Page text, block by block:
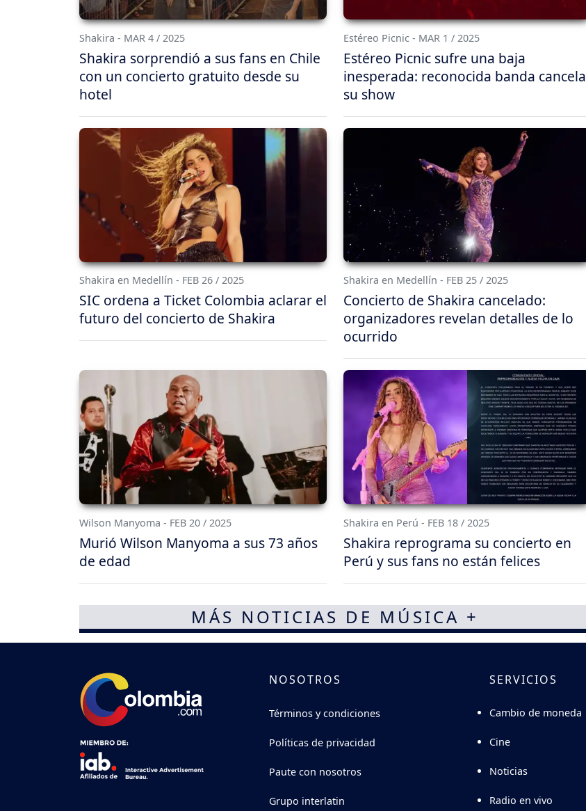
Shakira - MAR 4 / 2025
Shakira sorprendió a sus fans en Chile
con un concierto gratuito desde su
hotel
Estéreo Picnic - MAR 1 / 2025
Estéreo Picnic sufre una baja
inesperada: reconocida banda cancela
su show
Shakira en Medellín - FEB 26 / 2025
SIC ordena a Ticket Colombia aclarar el
futuro del concierto de Shakira
Shakira en Medellín - FEB 25 / 2025
Concierto de Shakira cancelado:
organizadores revelan detalles de lo
ocurrido
Wilson Manyoma - FEB 20 / 2025
Murió Wilson Manyoma a sus 73 años
de edad
Shakira en Perú - FEB 18 / 2025
Shakira reprograma su concierto en
Perú y sus fans no están felices
MÁS NOTICIAS DE MÚSICA +
NOSOTROS
Términos y condiciones
Políticas de privacidad
Paute con nosotros
Grupo interlatin
SERVICIOS
Cambio de moneda
Cine
Noticias
Radio en vivo